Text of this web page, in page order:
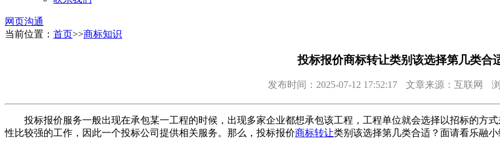
网页沟通
当前位置： 首页>>商标知识
投标报价商标转让类别该选择第几类合
发布时间：2025-07-12 17:52:17 文章来源：互联网
投标报价服务一般出现在承包某一工程的时候，出现多家企业都想承包该工程，工程单位就会选择以招标的方
性比较强的工作，因此一个投标公司提供相关服务。那么，投标报价商标转让类别该选择第几类合适？面请看乐融小